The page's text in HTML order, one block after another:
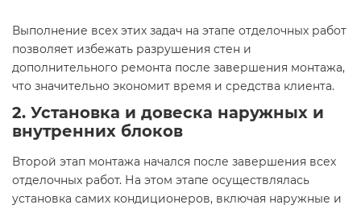
Выполнение всех этих задач на этапе отделочных работ
позволяет избежать разрушения стен и
дополнительного ремонта после завершения монтажа,
что значительно экономит время и средства клиента.
2. Установка и довеска наружных и
внутренних блоков
Второй этап монтажа начался после завершения всех
отделочных работ. На этом этапе осуществлялась
установка самих кондиционеров, включая наружные и